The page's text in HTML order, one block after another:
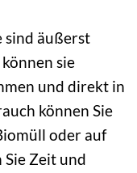
sind äußerst
sie
und direkt in
können Sie
oder auf
Sie Zeit und